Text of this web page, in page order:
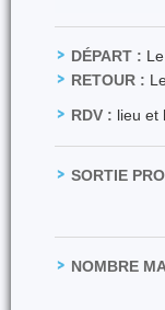
DÉPART :
RETOUR :
RDV : lieu et
SORTIE
NOMBRE